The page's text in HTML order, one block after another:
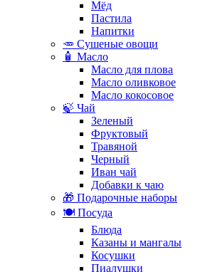
Мёд
Пастила
Напитки
🥕 Сушеные овощи
🧴 Масло
Масло для плова
Масло оливковое
Масло кокосовое
🍃 Чай
Зеленый
Фруктовый
Травяной
Черный
Иван чай
Добавки к чаю
🎁 Подарочные наборы
🍽️ Посуда
Блюда
Казаны и мангалы
Косушки
Пиалушки